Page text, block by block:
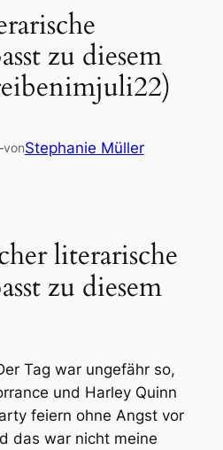
zu diesem
vonStephanie Müller
literarische
zu diesem
Tag war ungefähr so,
und Harley Quinn
feiern ohne Angst vor
das war nicht meine